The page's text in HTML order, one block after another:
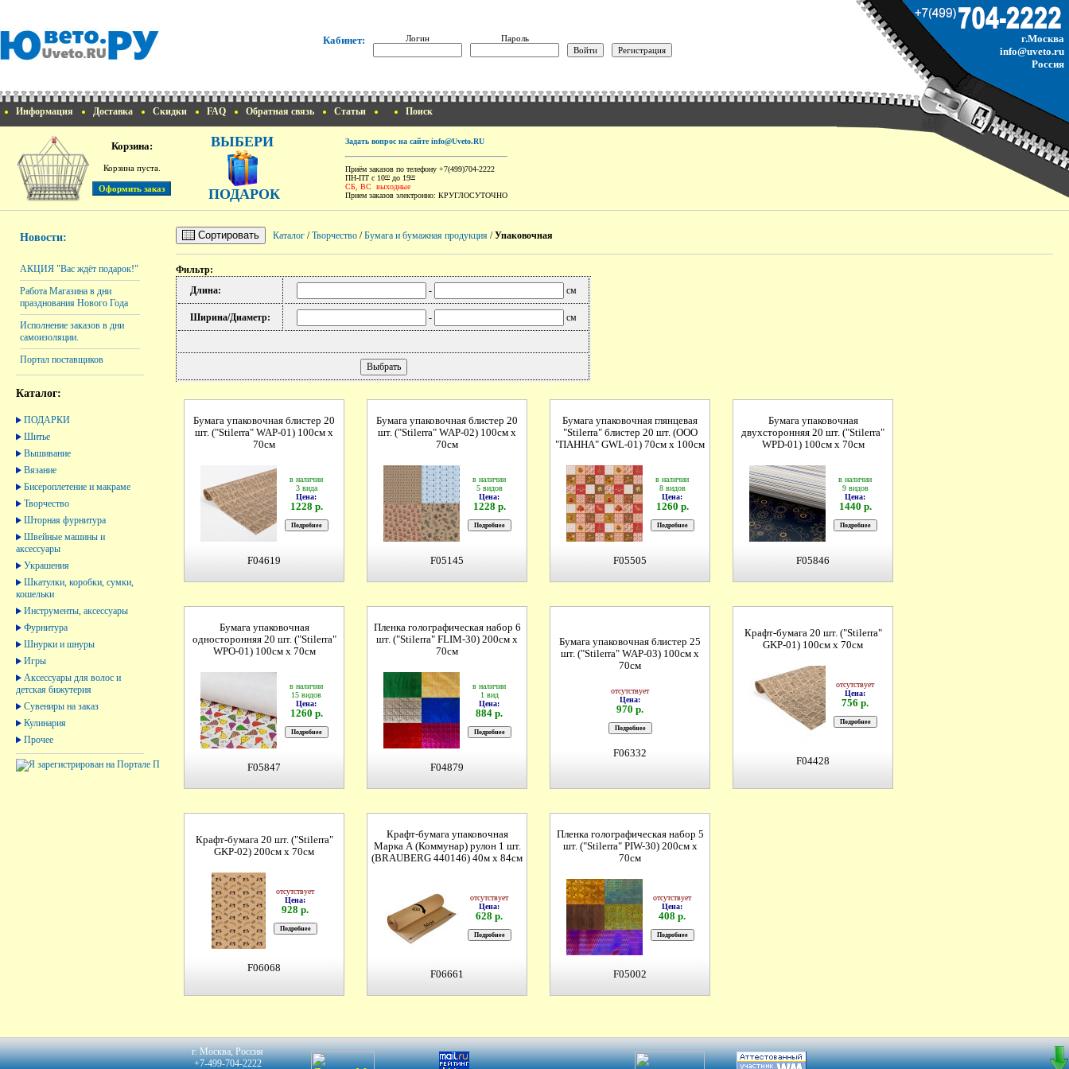
Кабинет: Логин Пароль
г.Москва
info@uveto.ru
Россия
Информация Доставка Скидки FAQ Обратная связь Статьи Поиск
Корзина:
Корзина пуста.
ВЫБЕРИ
ПОДАРОК
Задать вопрос на сайте info@Uveto.RU
Приём заказов по телефону +7(499)704-2222
ПН-ПТ с 1000 до 1900
СБ, ВС выходные
Прием заказов электронно: КРУГЛОСУТОЧНО
Новости:
АКЦИЯ "Вас ждёт подарок!"
Работа Магазина в дни
празднования Нового Года
Исполнение заказов в дни
самоизоляции.
Портал поставщиков
Каталог:
ПОДАРКИ
Шитье
Вышивание
Вязание
Бисероплетение и макраме
Творчество
Шторная фурнитура
Швейные машины и
аксессуары
Украшения
Шкатулки, коробки, сумки,
кошельки
Инструменты, аксессуары
Фурнитура
Шнурки и шнуры
Игры
Аксессуары для волос и
детская бижутерия
Сувениры на заказ
Кулинария
Прочее
Сортировать Каталог /Творчество /Бумага и бумажная продукция /Упаковочная
Фильтр:
Длина:
- см
Ширина/Диаметр: - см
Бумага упаковочная блистер 20
шт. ("Stilerrа" WAP-01) 100см х
70см
в наличии
3 вида
Цена:
1228 р.
F04619
Бумага упаковочная блистер 20
шт. ("Stilerrа" WAP-02) 100см х
70см
в наличии
5 видов
Цена:
1228 р.
F05145
Бумага упаковочная глянцевая
"Stilerrа" блистер 20 шт. (ООО
"ПАННА" GWL-01) 70см х 100см
в наличии
8 видов
Цена:
1260 р.
F05505
Бумага упаковочная
двухсторонняя 20 шт. ("Stilerrа"
WPD-01) 100см х 70см
в наличии
9 видов
Цена:
1440 р.
F05846
Бумага упаковочная
односторонняя 20 шт. ("Stilerrа"
WPO-01) 100см х 70см
в наличии
15 видов
Цена:
1260 р.
F05847
Пленка голографическая набор 6
шт. ("Stilerrа" FLIM-30) 200см х
70см
в наличии
1 вид
Цена:
884 р.
F04879
Бумага упаковочная блистер 25
шт. ("Stilerrа" WAP-03) 100см х
70см
отсутствует
Цена:
970 р.
F06332
Крафт-бумага 20 шт. ("Stilerrа"
GKP-01) 100см х 70см
отсутствует
Цена:
756 р.
F04428
Крафт-бумага 20 шт. ("Stilerrа"
GKP-02) 200см х 70см
отсутствует
Цена:
928 р.
F06068
Крафт-бумага упаковочная
Марка А (Коммунар) рулон 1 шт.
(BRAUBERG 440146) 40м х 84см
отсутствует
Цена:
628 р.
F06661
Пленка голографическая набор 5
шт. ("Stilerrа" PIW-30) 200см х
70см
отсутствует
Цена:
408 р.
F05002
г. Москва, Россия
+7-499-704-2222